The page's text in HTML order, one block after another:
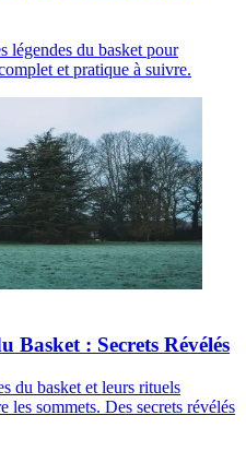
légendes du basket pour
et pratique à suivre.
Basket : Secrets Révélés
du basket et leurs rituels
les sommets. Des secrets révélés